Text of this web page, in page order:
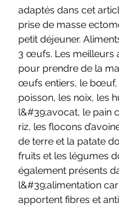
adaptés dans cet
prise de masse
petit déjeuner.
3 œufs. Les meilleurs
pour prendre de la
œufs entiers, le bœuf,
poisson, les noix, les
l&#39;avocat, le pain
riz, les flocons
de terre et la patate
fruits et les légumes
également présents
l&#39;alimentation
apportent fibres et